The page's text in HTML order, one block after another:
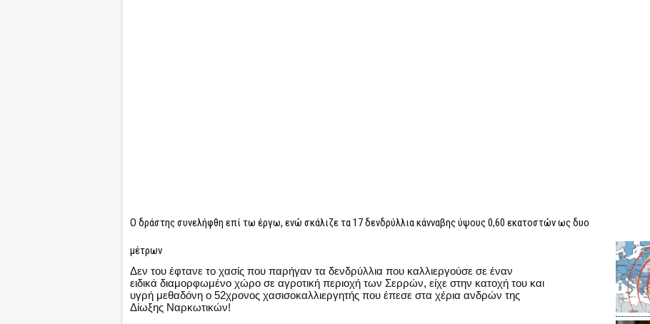
Ο δράστης συνελήφθη επί τω έργω, ενώ σκάλιζε τα 17 δενδρύλλια κάνναβης ύψους 0,60 εκατοστών ως δυο
μέτρων
Δεν του έφτανε το χασίς που παρήγαν τα δενδρύλλια που καλλιεργούσε σε έναν
ειδικά διαμορφωμένο χώρο σε αγροτική περιοχή των Σερρών, είχε στην κατοχή του και
υγρή μεθαδόνη ο 52χρονος χασισοκαλλιεργητής που έπεσε στα χέρια ανδρών της
Δίωξης Ναρκωτικών!